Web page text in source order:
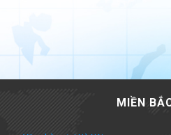
MIỀN